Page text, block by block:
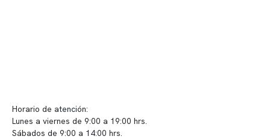
Horario de atención:
Lunes a viernes de 9:00 a 19:00 hrs.
Sábados de 9:00 a 14:00 hrs.